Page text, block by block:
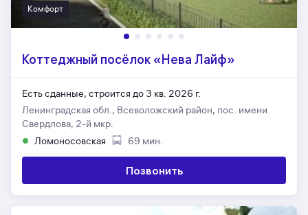
Комфорт
Коттеджный посёлок «Нева Лайф»
Есть сданные, строится до 3 кв. 2026 г.
Ленинградская обл., Всеволожский район, пос. имени
Свердлова, 2-й мкр.
Ломоносовская
69 мин.
Позвонить